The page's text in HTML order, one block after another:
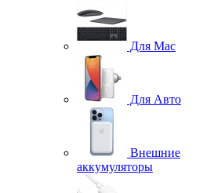
Для Mac
Для Авто
Внешние
аккумуляторы